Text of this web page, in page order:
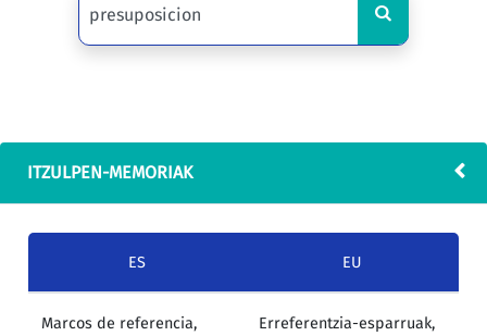
ITZULPEN-MEMORIAK
ES EU
Marcos de referencia,
Erreferentzia-esparruak,